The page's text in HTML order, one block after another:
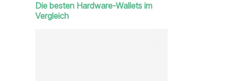
Die besten Hardware-Wallets im
Vergleich